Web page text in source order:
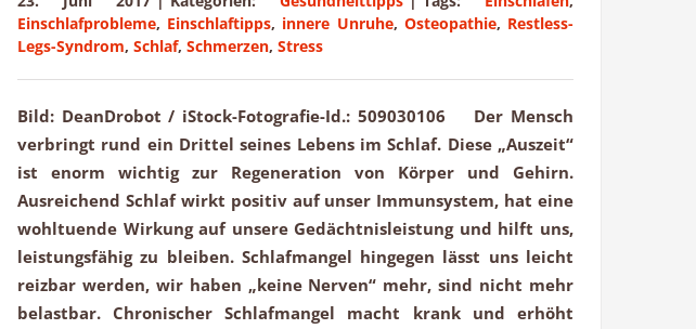
Einschlafprobleme, Einschlaftipps, innere Unruhe, Osteopathie, Restless-
Legs-Syndrom, Schlaf, Schmerzen, Stress
Bild: DeanDrobot / iStock-Fotografie-Id.: 509030106 Der Mensch
verbringt rund ein Drittel seines Lebens im Schlaf. Diese „Auszeit“
ist enorm wichtig zur Regeneration von Körper und Gehirn.
Ausreichend Schlaf wirkt positiv auf unser Immunsystem, hat eine
wohltuende Wirkung auf unsere Gedächtnisleistung und hilft uns,
leistungsfähig zu bleiben. Schlafmangel hingegen lässt uns leicht
reizbar werden, wir haben „keine Nerven“ mehr, sind nicht mehr
belastbar. Chronischer Schlafmangel macht krank und erhöht